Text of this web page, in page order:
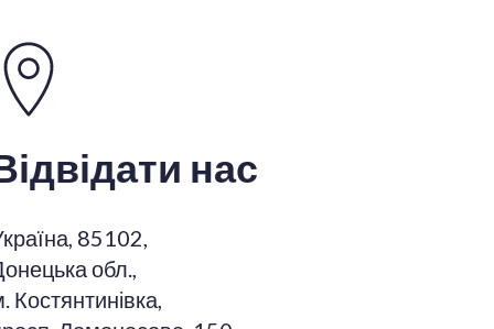
нас
85102,
обл.,
Костянтинівка,